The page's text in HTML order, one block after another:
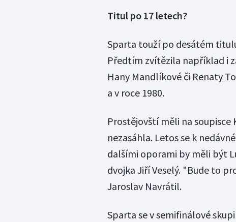
Titul po 17 letech?
Sparta touží po desátém
Předtím zvítězila například i
Hany Mandlíkové či Renaty
a v roce 1980.
Prostějovští měli na
nezasáhla. Letos se k
dalšími oporami by měli být
dvojka Jiří Veselý. "Bude to
Jaroslav Navrátil.
Sparta se v semifinálové